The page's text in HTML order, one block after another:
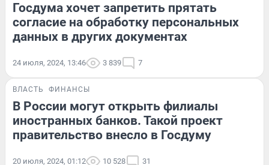
Госдума хочет запретить прятать
согласие на обработку персональных
данных в других документах
24 июля, 2024, 13:46 3 839 7
ВЛАСТЬ ФИНАНСЫ
В России могут открыть филиалы
иностранных банков. Такой проект
правительство внесло в Госдуму
20 июля, 2024, 01:12 10 528 31